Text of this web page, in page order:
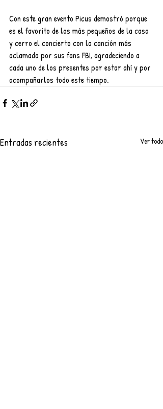
Con este gran evento Picus demostró porque
es el favorito de los más pequeños de la casa
y cerro el concierto con la canción más
aclamada por sus fans FBI, agradeciendo a
cada uno de los presentes por estar ahí y por
acompañarlos todo este tiempo.
Entradas recientes Ver todo